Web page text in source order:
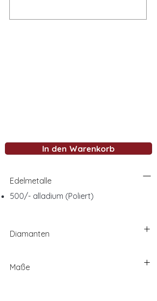
In den Warenkorb
Edelmetalle
500/- alladium (Poliert)
Diamanten
Maße